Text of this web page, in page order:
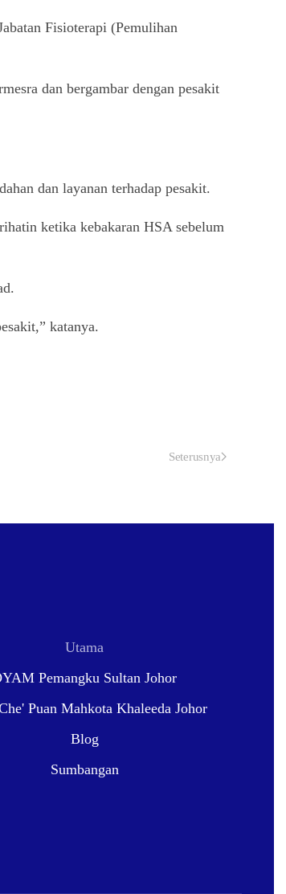
Fisioterapi (Pemulihan
dan bergambar dengan pesakit
dan layanan terhadap pesakit.
ketika kebakaran HSA sebelum
katanya.
Seterusnya
Utama
Pemangku Sultan Johor
Puan Mahkota Khaleeda Johor
Blog
Sumbangan